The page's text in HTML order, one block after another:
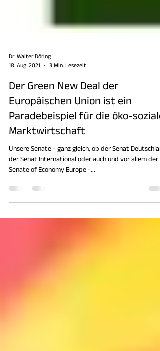
Dr. Walter Döring
18. Aug. 2021
3 Min. Lesezeit
Der Green New Deal der
Europäischen Union ist ein
Paradebeispiel für die öko-soziale
Marktwirtschaft
der Senat International oder auch und vor allem der
Senate of Economy Europe -...